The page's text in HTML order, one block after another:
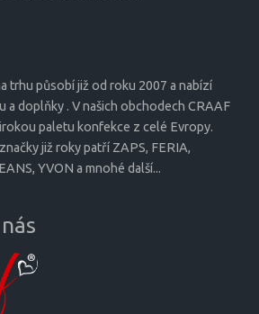
trhu působí již od roku 2007 a nabízí
a doplňky . V našich obchodech CRAAF
paletu konfekce z celé Evropy.
již roky patří ZAPS, FERIA,
YVON a mnohé další...